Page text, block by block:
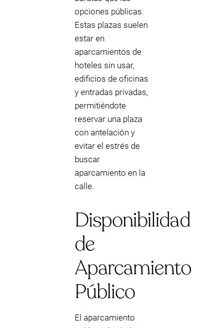
opciones públicas.
Estas plazas suelen
estar en
aparcamientos de
hoteles sin usar,
edificios de oficinas
y entradas privadas,
permitiéndote
reservar una plaza
con antelación y
evitar el estrés de
buscar
aparcamiento en la
calle.
Disponibilidad
de
Aparcamiento
Público
El aparcamiento